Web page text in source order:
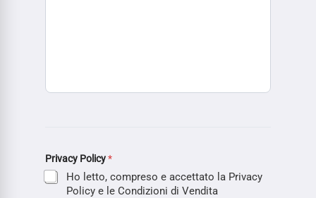
Privacy Policy*
Ho letto, compreso e accettato la Privacy
Policy e le Condizioni di Vendita